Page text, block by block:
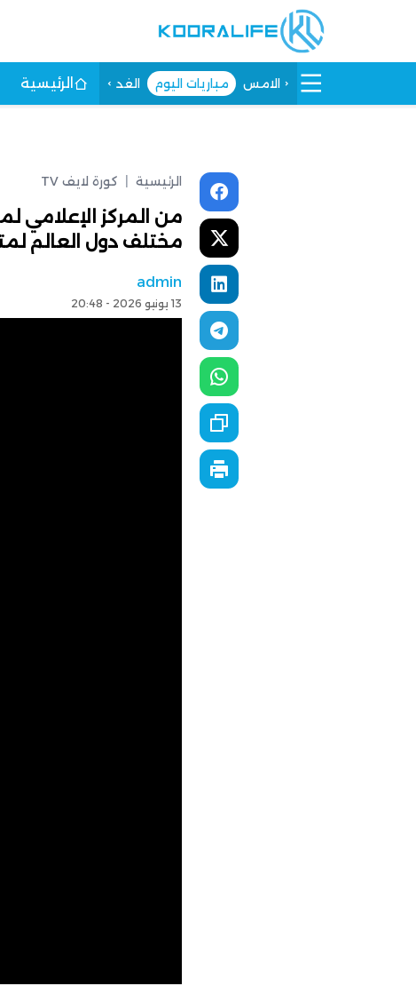
الامس مباريات اليوم الغد الرئيسية
الرئيسية كورة لايف TV
من المركز الإعلامي
مختلف دول العالم
admin
13 يونيو 2026 - 20:48